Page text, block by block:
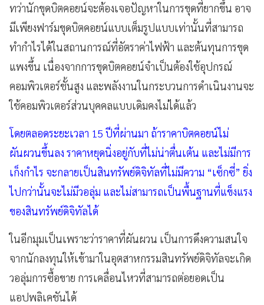
ทว่านักขุดบิตคอยน์จะต้องเจอปัญหาในการขุดที่ยากขึ้น อาจ
มีเพียงฟาร์มขุดบิตคอยน์แบบเต็มรูปแบบเท่านั้นที่สามารถ
ทำกำไรได้ในสถานการณ์ที่อัตราค่าไฟฟ้า และต้นทุนการขุด
แพงขึ้น เนื่องจากการขุดบิตคอยน์จำเป็นต้องใช้อุปกรณ์
คอมพิวเตอร์ชั้นสูง และพลังงานในกระบวนการดำเนินงานจะ
ใช้คอมพิวเตอร์ส่วนบุคคลแบบเดิมคงไม่ได้แล้ว
โดยตลอดระยะเวลา 15 ปีที่ผ่านมา ถ้าราคาบิตคอยน์ไม่
ผันผวนขึ้นลง ราคาหยุดนิ่งอยู่กับที่ไม่น่าตื่นเต้น และไม่มีการ
เก็งกำไร จะกลายเป็นสินทรัพย์ดิจิทัลที่ไม่มีความ “เซ็กซี่” ยิ่ง
ไปกว่านั้นจะไม่มีวอลุ่ม และไม่สามารถเป็นพื้นฐานที่แข็งแรง
ของสินทรัพย์ดิจิทัลได้
ในอีกมุมเป็นเพราะว่าราคาที่ผันผวน เป็นการดึงความสนใจ
จากนักลงทุนให้เข้ามาในอุตสาหกรรมสินทรัพย์ดิจิทัลจะเกิด
วอลุ่มการซื้อขาย การเคลื่อนไหวที่สามารถต่อยอดเป็น
แอปพลิเคชันได้